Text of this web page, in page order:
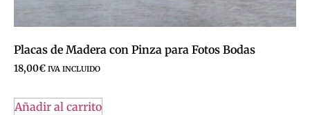
Placas de Madera con Pinza para Fotos Bodas
18,00€ IVA INCLUIDO
Añadir al carrito